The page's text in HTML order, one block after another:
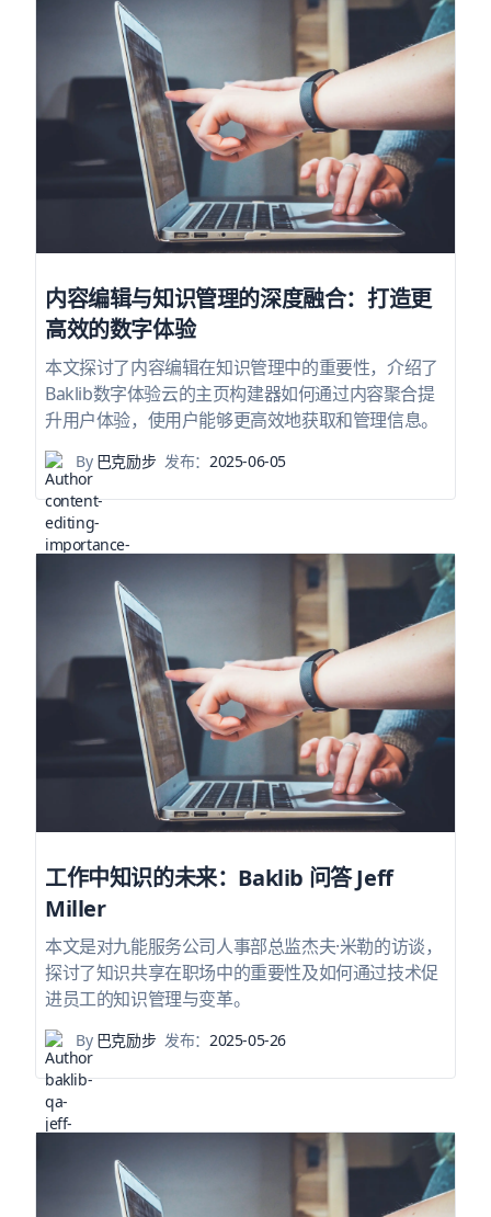
内容编辑与知识管理的深度融合：打造更
高效的数字体验
本文探讨了内容编辑在知识管理中的重要性，介绍了
Baklib数字体验云的主页构建器如何通过内容聚合提
升用户体验，使用户能够更高效地获取和管理信息。
By巴克励步 发布： 2025-06-05
工作中知识的未来：Baklib 问答 Jeff
Miller
本文是对九能服务公司人事部总监杰夫·米勒的访谈，
探讨了知识共享在职场中的重要性及如何通过技术促
进员工的知识管理与变革。
By巴克励步 发布：2025-05-26